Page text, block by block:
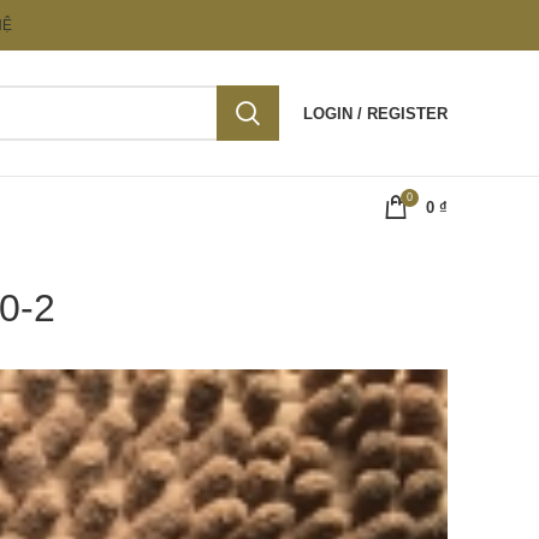
LOGIN / REGISTER
0
0 ₫
2